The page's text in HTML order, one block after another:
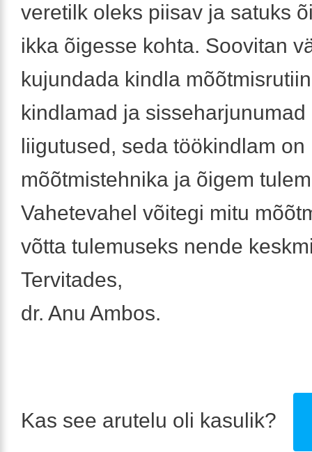
veretilk oleks piisav ja satuks
ikka õigesse kohta. Soovitan
kujundada kindla
kindlamad ja sisseharjunumad
liigutused, seda töökindlam on
mõõtmistehnika ja õigem
Vahetevahel võitegi mitu
võtta tulemuseks nende
Tervitades,
dr. Anu Ambos.
Kas see arutelu oli kasulik?